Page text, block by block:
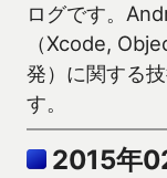
ログです。
（Xcode,
発）に関する
す。
2015年